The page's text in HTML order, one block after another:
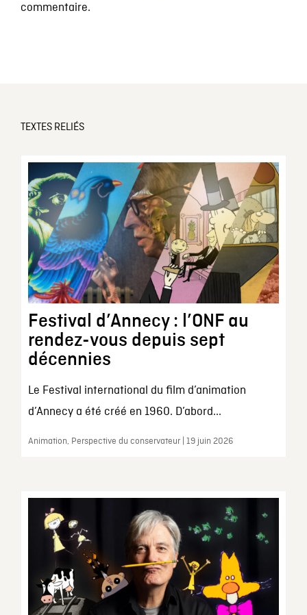
commentaire.
TEXTES RELIÉS
Festival d’Annecy : l’ONF au
rendez-vous depuis sept
décennies
Le Festival international du film d’animation
d’Annecy a été créé en 1960. D’abord...
Animation, Perspective du conservateur | 19 juin 2026